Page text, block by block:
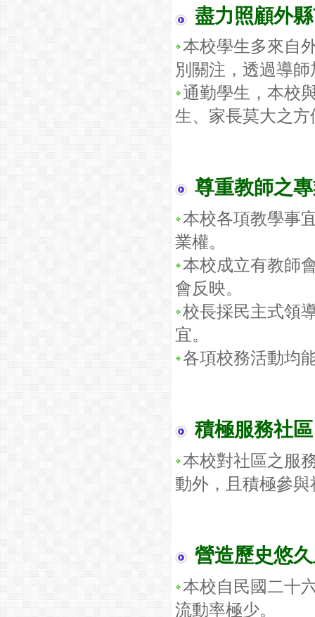
盡力照顧外
本校學生多來自
別關注，透過導
通勤學生，本校
生、家長莫大之方
尊重教師之
本校各項教學事
業權。
本校成立有教師
會反映。
校長採民主式領
宜。
各項校務活動均
積極服務社區
本校對社區之服
動外，且積極參
營造歷史悠
本校自民國二十
流動率極少。